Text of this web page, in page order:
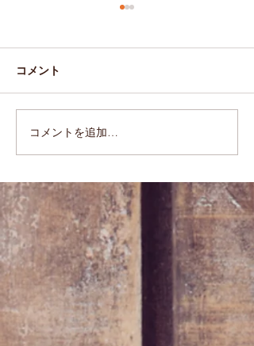
2019.11.15(Fri)
コメント
コメントを追加…